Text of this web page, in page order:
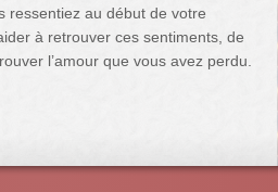
ressentiez au début de votre
à retrouver ces sentiments, de
l’amour que vous avez perdu.